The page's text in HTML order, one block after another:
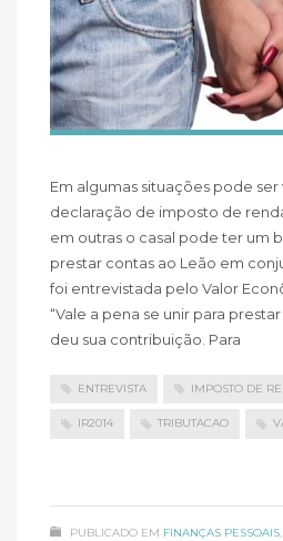
Em algumas situações pode
declaração de imposto de
em outras o casal pode ter um
prestar contas ao Leão em
foi entrevistada pelo Valor
“Vale a pena se unir para
deu sua contribuição. Para
ENTREVISTA IMPOSTO DE
IR2014 TRIBUTACAO
PUBLICADO EM FINANÇAS PESSOAIS,